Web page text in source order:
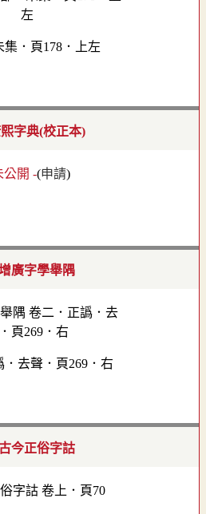
集．頁178．上左
字典(校正本)
公開 -(申請)
廣字學舉隅
．去聲．頁269．右
今正俗字詁